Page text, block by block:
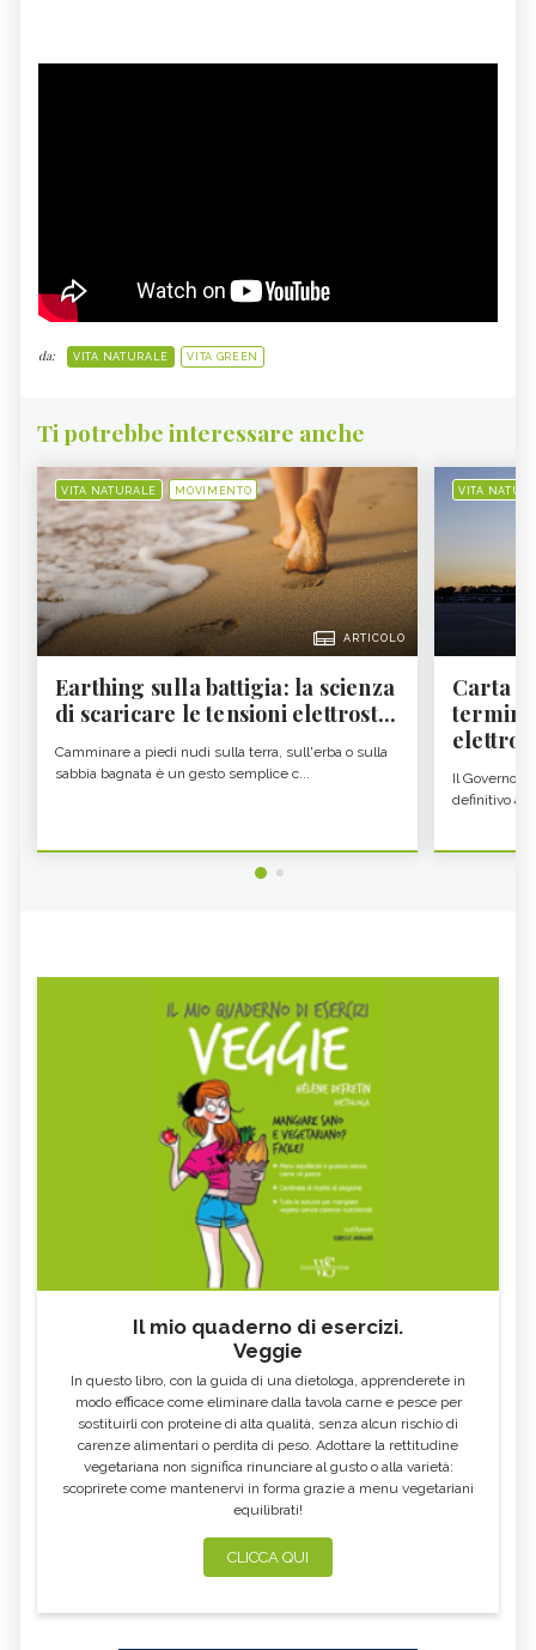
da: VITA NATURALE VITA GREEN
Ti potrebbe interessare anche
VITA NATURALE MOVIMENTO
ARTICOLO
Earthing sulla battigia: la scienza
di scaricare le tensioni elettrost...
Camminare a piedi nudi sulla terra, sull'erba o sulla
sabbia bagnata è un gesto semplice c...
VITA
Carta
Il Governo
definitivo
Il mio quaderno di esercizi.
Veggie
In questo libro, con la guida di una dietologa, apprenderete in
modo efficace come eliminare dalla tavola carne e pesce per
sostituirli con proteine di alta qualità, senza alcun rischio di
carenze alimentari o perdita di peso. Adottare la rettitudine
vegetariana non significa rinunciare al gusto o alla varietà:
scoprirete come mantenervi in forma grazie a menu vegetariani
equilibrati!
CLICCA QUI